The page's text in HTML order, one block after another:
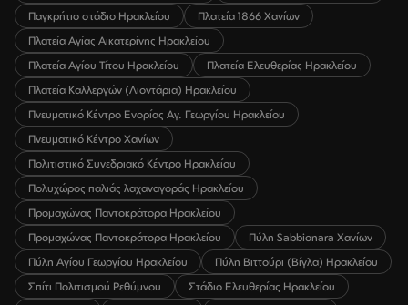
Παγκρήτιο στάδιο Ηρακλείου
Πλατεία 1866 Χανίων
Πλατεία Αγίας Αικατερίνης Ηρακλείου
Πλατεία Αγίου Τίτου Ηρακλείου
Πλατεία Ελευθερίας Ηρακλείου
Πλατεία Καλλεργών (Λιοντάρια) Ηρακλείου
Πνευματικό Κέντρο Ενορίας Αγ. Γεωργίου Ηρακλείου
Πνευματικό Κέντρο Χανίων
Πολιτιστικό Συνεδριακό Κέντρο Ηρακλείου
Πολυχώρος παλιάς λαχαναγοράς Ηρακλείου
Προμαχώνας Παντοκράτορα Ηρακλείου
Προμαχώνας Παντοκράτορα Ηρακλείου
Πύλη Sabbionara Χανίων
Πύλη Αγίου Γεωργίου Ηρακλείου
Πύλη Βιττούρι (Βίγλα) Ηρακλείου
Σπίτι Πολιτισμού Ρεθύμνου
Στάδιο Ελευθερίας Ηρακλείου